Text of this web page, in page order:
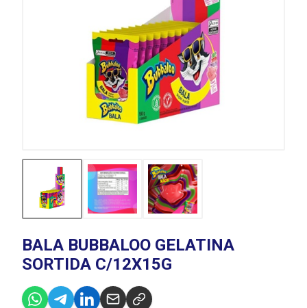
BALA BUBBALOO GELATINA
SORTIDA C/12X15G